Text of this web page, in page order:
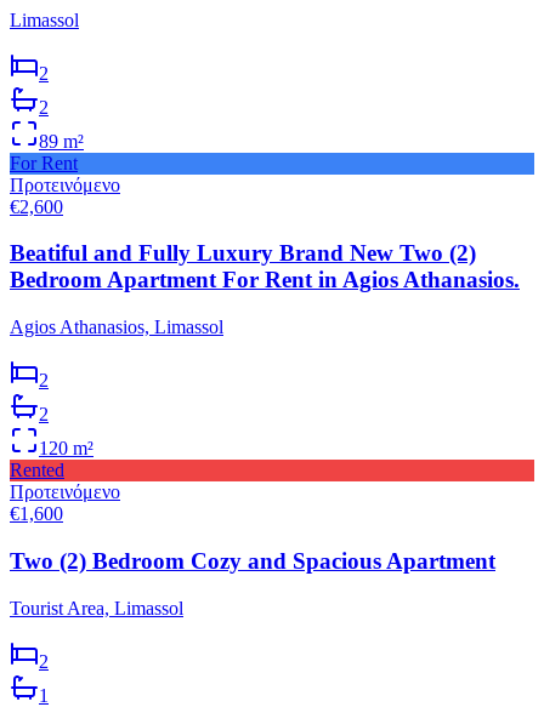
Limassol
2
2
89 m²
For Rent
Προτεινόμενο
€2,600
Beatiful and Fully Luxury Brand New Two (2)
Bedroom Apartment For Rent in Agios Athanasios.
Agios Athanasios, Limassol
2
2
120 m²
Rented
Προτεινόμενο
€1,600
Two (2) Bedroom Cozy and Spacious Apartment
Tourist Area, Limassol
2
1